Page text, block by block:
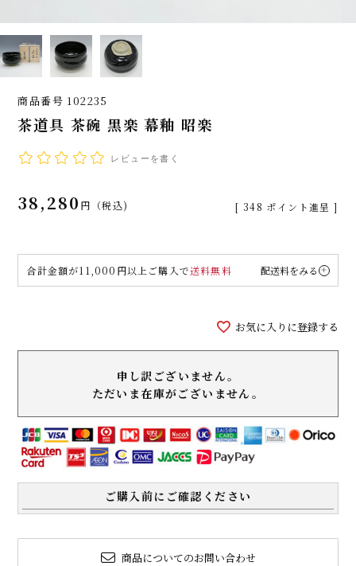
商品番号 102235
茶道具 茶碗 黒楽 幕釉 昭楽
レビューを書く
38,280 税込 [ 348 ポイント進呈 ]
合計金額が11,000円以上ご購入で送料無料 配送料をみる
お気に入りに登録する
申し訳ございません。
ただいま在庫がございません。
ご購入前にご確認ください
商品についてのお問い合わせ